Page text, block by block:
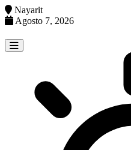
Nayarit
Agosto 7, 2026
to
content